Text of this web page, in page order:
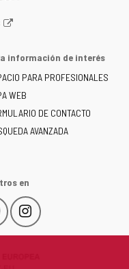
información de interés
PARA PROFESIONALES
WEB
DE CONTACTO
AVANZADA
en
Instagram
Este
enlace